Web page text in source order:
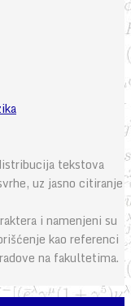
tekstova
uz jasno citiranje
i namenjeni su
kao referenci
na fakultetima.